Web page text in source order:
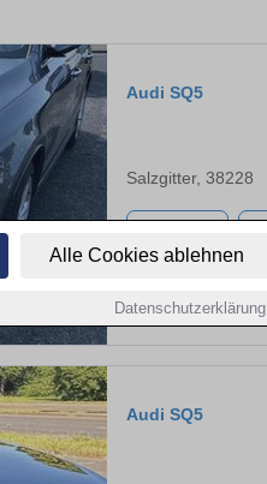
Alle Cookies ablehnen
Datenschutzerklärung
Audi SQ5
Salzgitter, 38228
Audi SQ5